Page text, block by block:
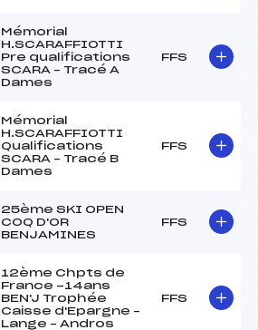
Mémorial
H.SCARAFFIOTTI
Pre qualifications
SCARA – Tracé A
Dames
FFS
Mémorial
H.SCARAFFIOTTI
Qualifications
SCARA – Tracé B
Dames
FFS
25ème SKI OPEN
COQ D'OR
BENJAMINES
FFS
12ème Chpts de
France -14ans
BEN'J Trophée
Caisse d'Epargne –
Lange – Andros
FFS